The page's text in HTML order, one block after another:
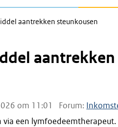
aantrekken steunkousen
aantrekken
om 11:01 Forum:
via een